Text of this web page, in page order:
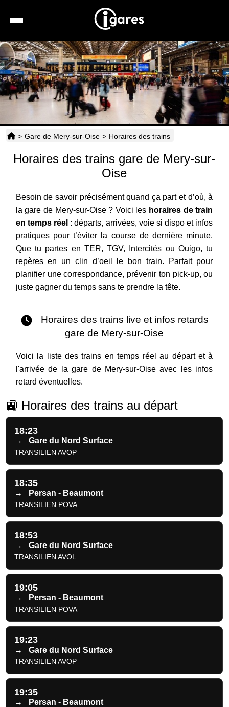
Recherche
Location de voiture
Hôtels
Horaires
> Gare de Mery-sur-Oise > Horaires des trains
Horaires des trains gare de Mery-sur-
Oise
Besoin de savoir précisément quand ça part et d’où, à
la gare de Mery-sur-Oise ? Voici les horaires de train
en temps réel : départs, arrivées, voie si dispo et infos
pratiques pour t’éviter la course de dernière minute.
Que tu partes en TER, TGV, Intercités ou Ouigo, tu
repères en un clin d’oeil le bon train. Parfait pour
planifier une correspondance, prévenir ton pick-up, ou
juste gagner du temps sans te prendre la tête.
Horaires des trains live et infos retards
gare de Mery-sur-Oise
Voici la liste des trains en temps réel au départ et à
l'arrivée de la gare de Mery-sur-Oise avec les infos
retard éventuelles.
🚉 Horaires des trains au départ
18:23
→ Gare du Nord Surface
TRANSILIEN AVOP
18:35
→ Persan - Beaumont
TRANSILIEN POVA
18:53
→ Gare du Nord Surface
TRANSILIEN AVOL
19:05
→ Persan - Beaumont
TRANSILIEN POVA
19:23
→ Gare du Nord Surface
TRANSILIEN AVOP
19:35
→ Persan - Beaumont